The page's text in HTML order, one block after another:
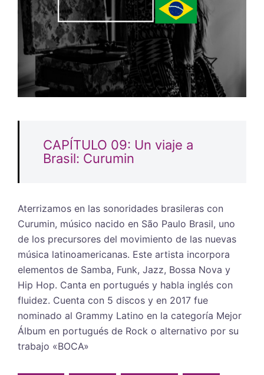
CAPÍTULO 09: Un viaje a
Brasil: Curumin
Aterrizamos en las sonoridades brasileras con
Curumin, músico nacido en São Paulo Brasil, uno
de los precursores del movimiento de las nuevas
música latinoamericanas. Este artista incorpora
elementos de Samba, Funk, Jazz, Bossa Nova y
Hip Hop. Canta en portugués y habla inglés con
fluidez. Cuenta con 5 discos y en 2017 fue
nominado al Grammy Latino en la categoría Mejor
Álbum en portugués de Rock o alternativo por su
trabajo «BOCA»